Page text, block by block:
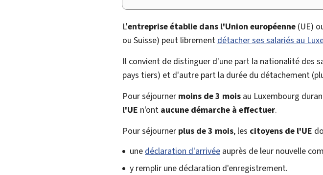
L'entreprise établie dans l'Union européenne (UE)
ou Suisse) peut librement détacher ses salariés au
Il convient de distinguer d'une part la nationalité des
pays tiers) et d'autre part la durée du détachement
Pour séjourner moins de 3 mois au Luxembourg
l'UE n'ont aucune démarche à effectuer.
Pour séjourner plus de 3 mois, les citoyens de l'UE
une déclaration d'arrivée auprès de leur nouvelle
y remplir une déclaration d'enregistrement.